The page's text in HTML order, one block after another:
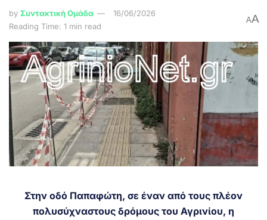
by Συντακτική Ομάδα
16/06/2026
Reading Time: 1 min read
AA
Στην οδό Παπαφώτη, σε έναν από τους πλέον
πολυσύχναστους δρόμους του Αγρινίου, η